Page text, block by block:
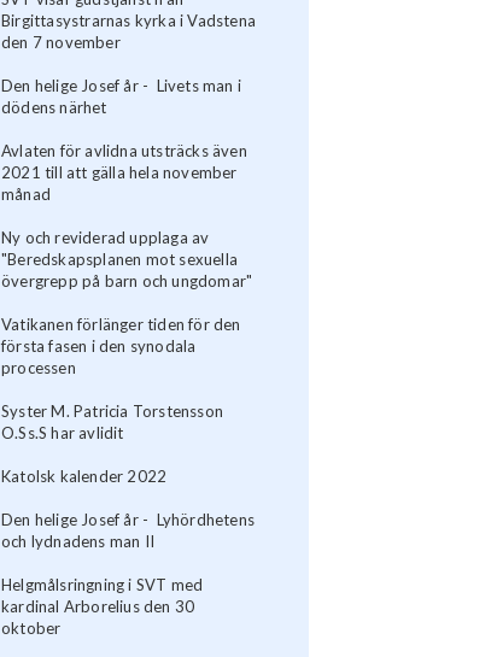
Birgittasystrarnas kyrka i Vadstena
den 7 november
Den helige Josef år - Livets man i
dödens närhet
Avlaten för avlidna utsträcks även
2021 till att gälla hela november
månad
Ny och reviderad upplaga av
"Beredskapsplanen mot sexuella
övergrepp på barn och ungdomar"
Vatikanen förlänger tiden för den
första fasen i den synodala
processen
Syster M. Patricia Torstensson
O.Ss.S har avlidit
Katolsk kalender 2022
Den helige Josef år - Lyhördhetens
och lydnadens man II
Helgmålsringning i SVT med
kardinal Arborelius den 30
oktober